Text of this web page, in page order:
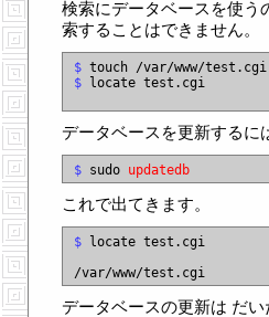
検索にデータベースを使う
索することはできません。
$
$ locate test.cgi
データベースを更新するに
$ sudo updatedb
これで出てきます。
$ locate test.cgi
データベースの更新は だ